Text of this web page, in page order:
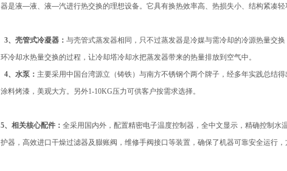
器是液—液、液—汽进行热交换的理想设备。它具有换热效率高、热损失小、结构紧凑
3、壳管式冷凝器： 与壳管式蒸发器相同，只不过蒸发器是冷媒与需冷却的冷源热量交
环冷却水热量交换的过程，让冷却塔冷却水把蒸发器带来的热量排放到空气中。
4、水泵： 主要采用中国台湾源立（铸铁）与南方不锈钢个两个牌子，经多年实践总结
涂料烤漆，美观大方。
另外1-10KG压力可供客户按需求选择。
5、相关核心配件： 全采用国内外， 配置精密电子温度控制器，全中文显示，精确控制
护器，高效进口干燥过滤器及臌账阀，维修手阀接口等装置，确保了机器可靠安全运行，